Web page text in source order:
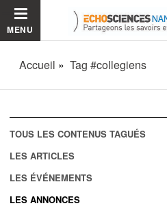
MENU
Accueil Tag #collegiens
TOUS LES CONTENUS TAGUÉS
LES ARTICLES
LES ÉVÉNEMENTS
LES ANNONCES